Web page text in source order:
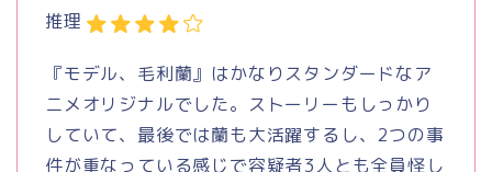
推理
『モデル、毛利蘭』はかなりスタンダードなア
ニメオリジナルでした。ストーリーもしっかり
していて、最後では蘭も大活躍するし、2つの事
件が重なっている感じで容疑者3人とも全員怪し